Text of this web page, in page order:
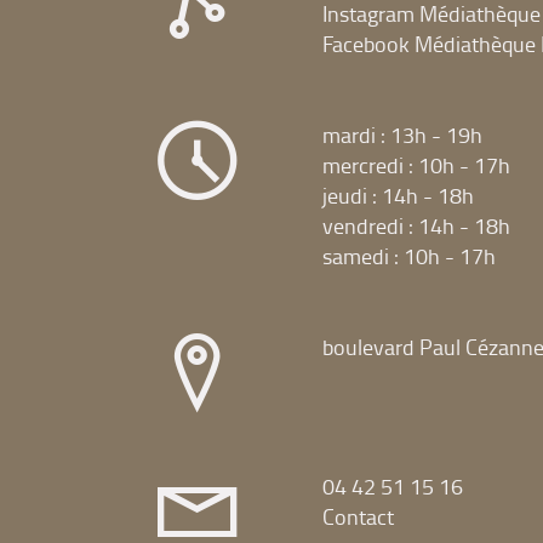
Instagram
Facebook
mardi : 13h - 19h
mercredi : 10h - 17h
jeudi : 14h - 18h
vendredi : 14h - 18h
samedi : 10h - 17h
boulevard Paul
04 42 51 15 16
Contact